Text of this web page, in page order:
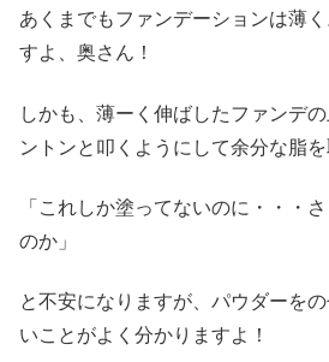
あくまでもファンデーションは薄
すよ、奥さん！
しかも、薄ーく伸ばしたファンデ
ントンと叩くようにして余分な脂を
「これしか塗ってないのに・・・
のか」
と不安になりますが、パウダーを
いことがよく分かりますよ！